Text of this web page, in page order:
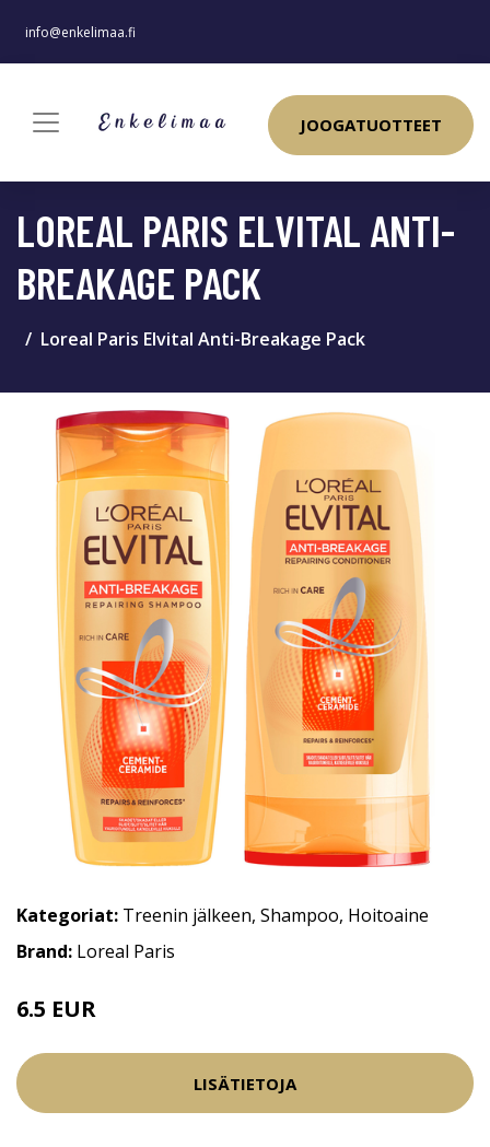
info@enkelimaa.fi
JOOGATUOTTEET
LOREAL PARIS ELVITAL ANTI-
BREAKAGE PACK
Loreal Paris Elvital Anti-Breakage Pack
Kategoriat: Treenin jälkeen, Shampoo, Hoitoaine
Brand: Loreal Paris
6.5 EUR
LISÄTIETOJA